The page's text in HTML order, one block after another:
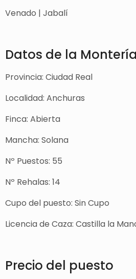
Venado | Jabalí
Datos de la Montería
Provincia: Ciudad Real
Localidad: Anchuras
Finca: Abierta
Mancha: Solana
Nº Puestos: 55
Nº Rehalas: 14
Cupo del puesto: Sin Cupo
Licencia de Caza: Castilla la
Precio del puesto